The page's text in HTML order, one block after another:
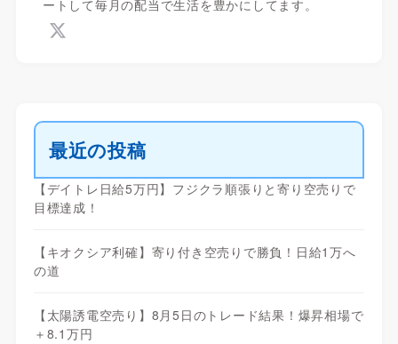
ートして毎月の配当で生活を豊かにしてます。
最近の投稿
【デイトレ日給5万円】フジクラ順張りと寄り空売りで
目標達成！
【キオクシア利確】寄り付き空売りで勝負！日給1万へ
の道
【太陽誘電空売り】8月5日のトレード結果！爆昇相場で
＋8.1万円